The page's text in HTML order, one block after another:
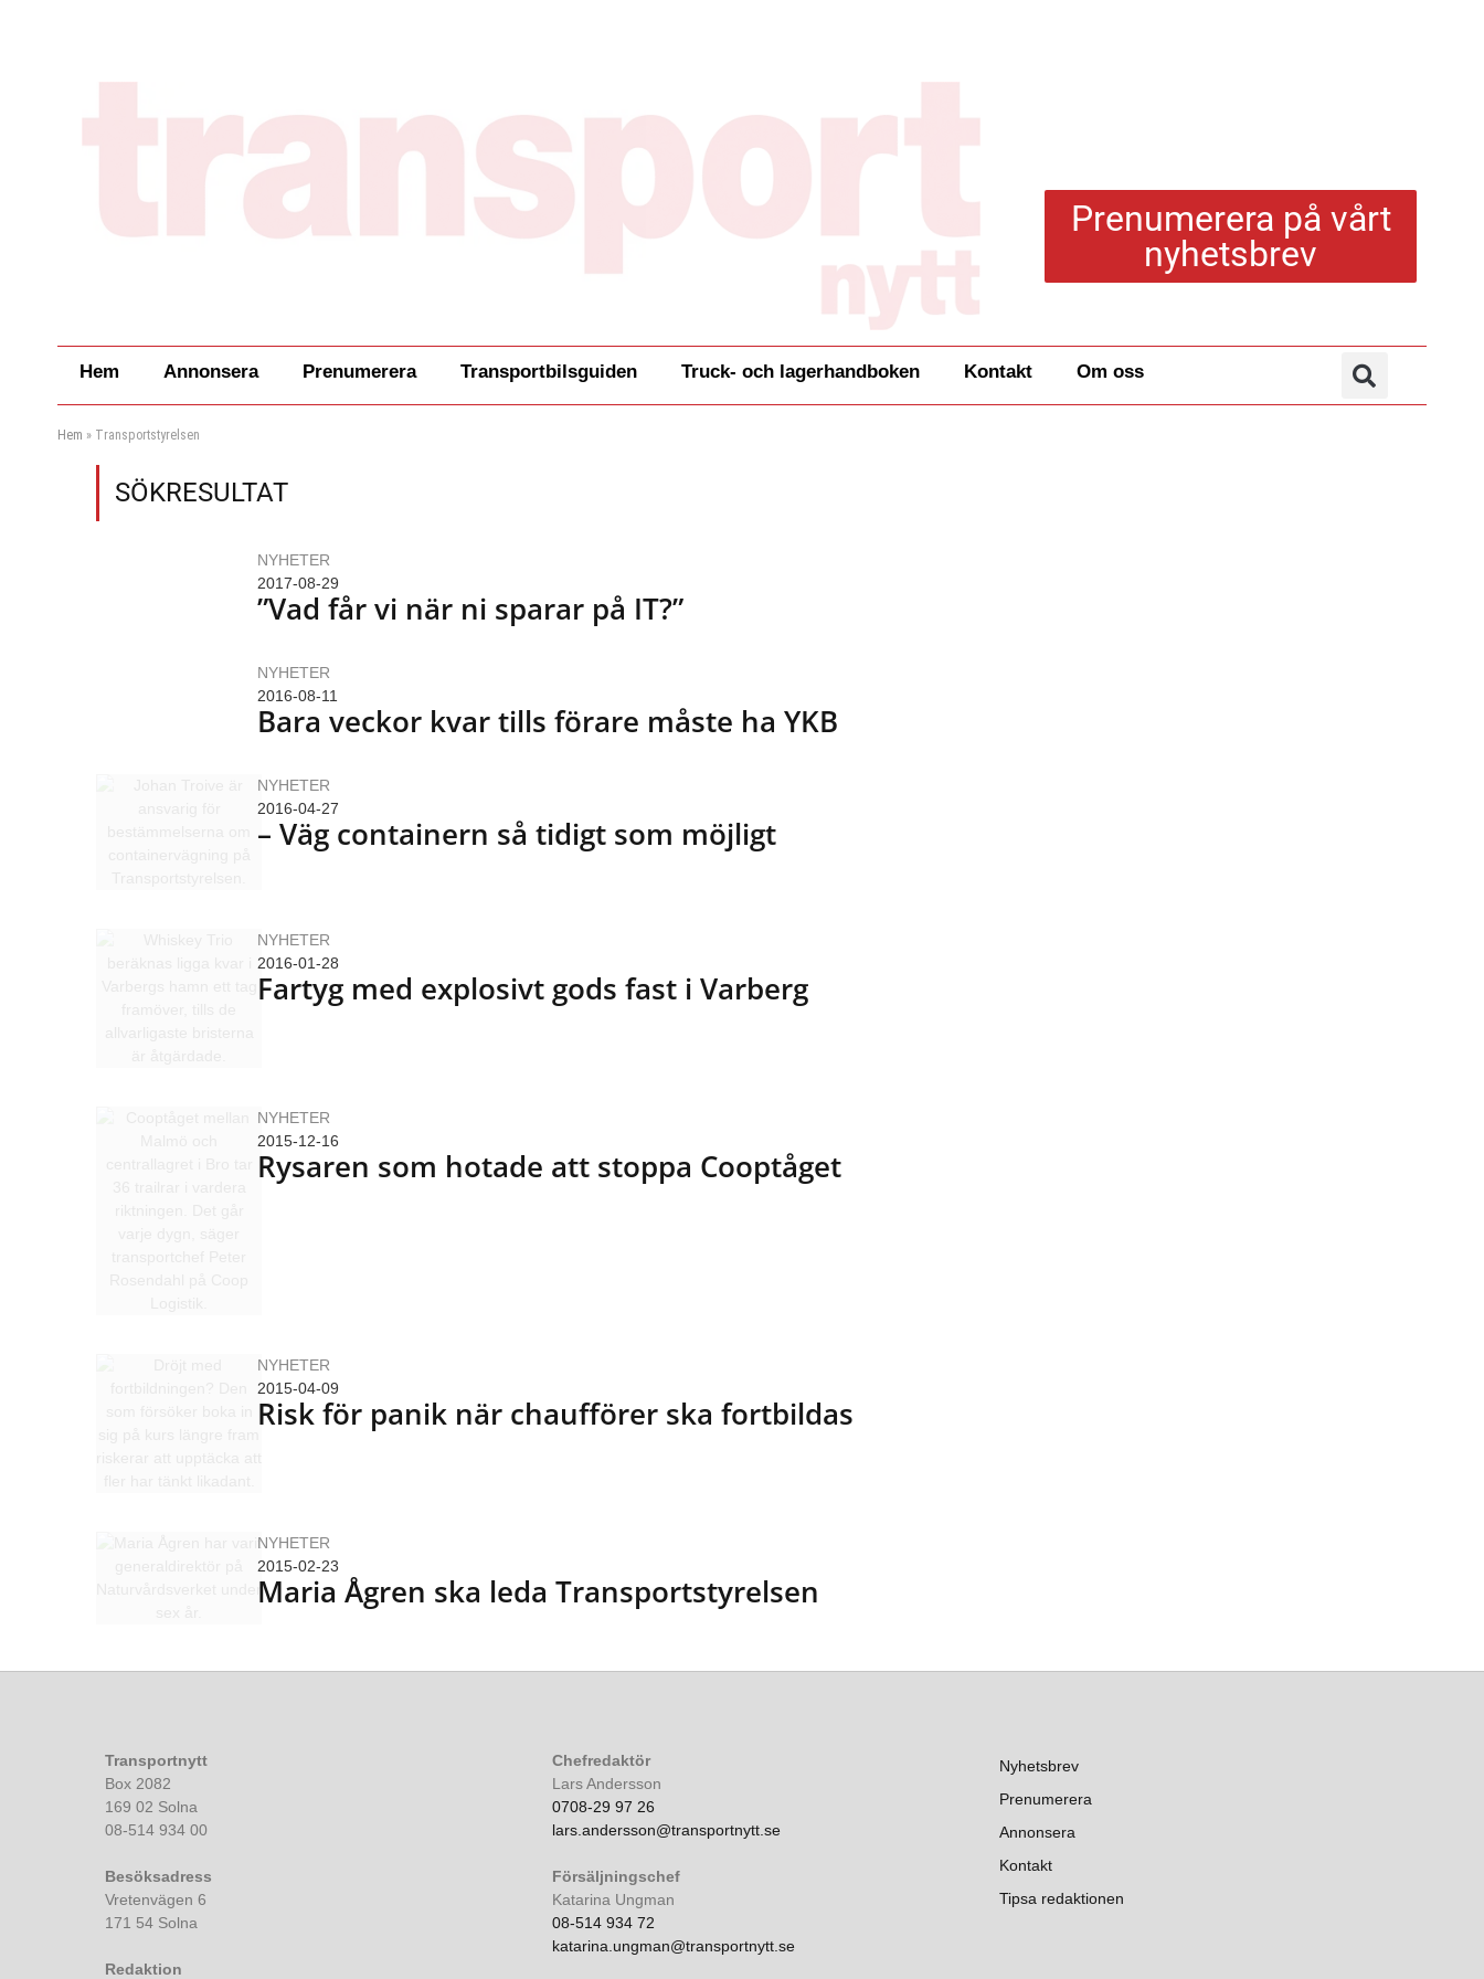
Prenumerera på vårt
nyhetsbrev
Hem Annonsera Prenumerera Transportbilsguiden Truck- och lagerhandboken Kontakt Om oss
Hem » Transportstyrelsen
SÖKRESULTAT
NYHETER
2017-08-29
”Vad får vi när ni sparar på IT?”
NYHETER
2016-08-11
Bara veckor kvar tills förare måste ha YKB
NYHETER
2016-04-27
– Väg containern så tidigt som möjligt
NYHETER
2016-01-28
Fartyg med explosivt gods fast i Varberg
NYHETER
2015-12-16
Rysaren som hotade att stoppa Cooptåget
NYHETER
2015-04-09
Risk för panik när chaufförer ska fortbildas
NYHETER
2015-02-23
Maria Ågren ska leda Transportstyrelsen
Transportnytt
Box 2082
169 02 Solna
08-514 934 00
Besöksadress
Vretenvägen 6
171 54 Solna
Redaktion
Chefredaktör
Lars Andersson
0708-29 97 26
lars.andersson@transportnytt.se
Försäljningschef
Katarina Ungman
08-514 934 72
katarina.ungman@transportnytt.se
Nyhetsbrev
Prenumerera
Annonsera
Kontakt
Tipsa redaktionen